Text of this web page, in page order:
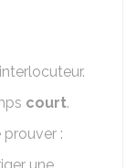
court.
: